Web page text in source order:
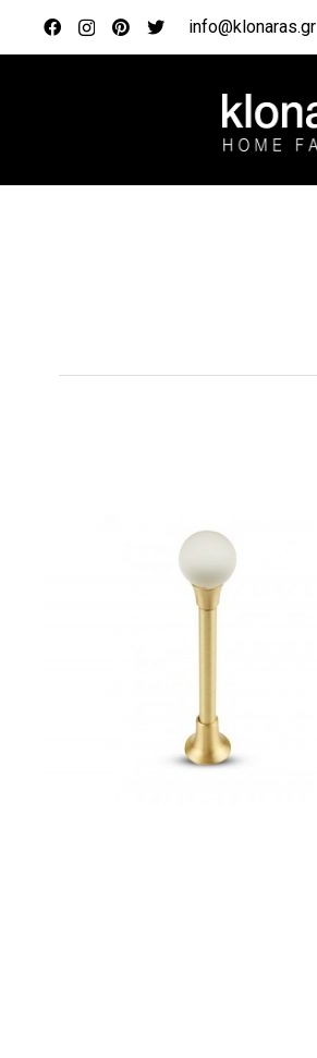
info@klonaras.gr